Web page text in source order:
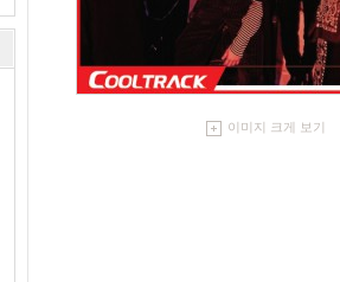
이미지 크게 보기